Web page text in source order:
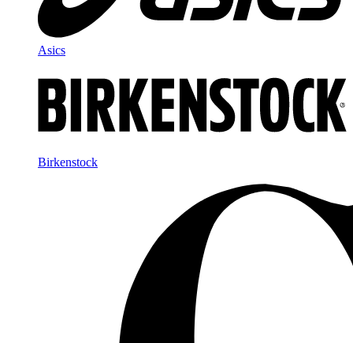
Asics
Birkenstock